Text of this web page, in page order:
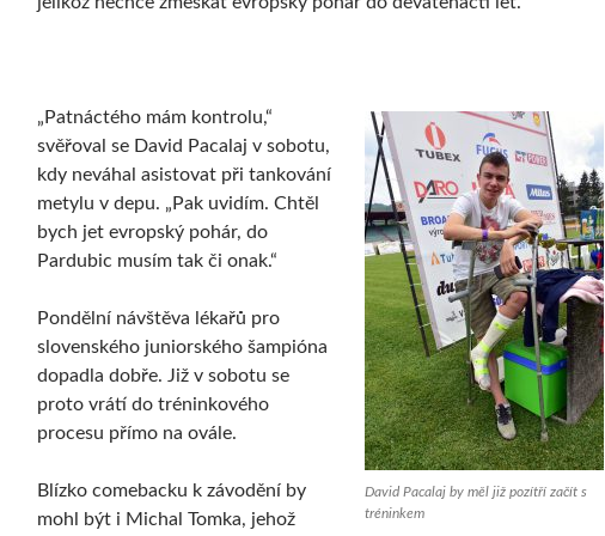
David Pacalaj by měl již pozítří začít s
tréninkem
„Patnáctého mám kontrolu,“
svěřoval se David Pacalaj v sobotu,
kdy neváhal asistovat při tankování
metylu v depu. „Pak uvidím. Chtěl
bych jet evropský pohár, do
Pardubic musím tak či onak.“
Pondělní návštěva lékařů pro
slovenského juniorského šampióna
dopadla dobře. Již v sobotu se
proto vrátí do tréninkového
procesu přímo na ovále.
Blízko comebacku k závodění by
mohl být i Michal Tomka, jehož